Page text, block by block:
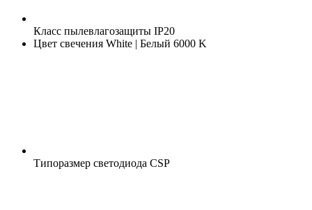
Класс пылевлагозащиты IP20
Цвет свечения White | Белый 6000 K
Типоразмер светодиода CSP